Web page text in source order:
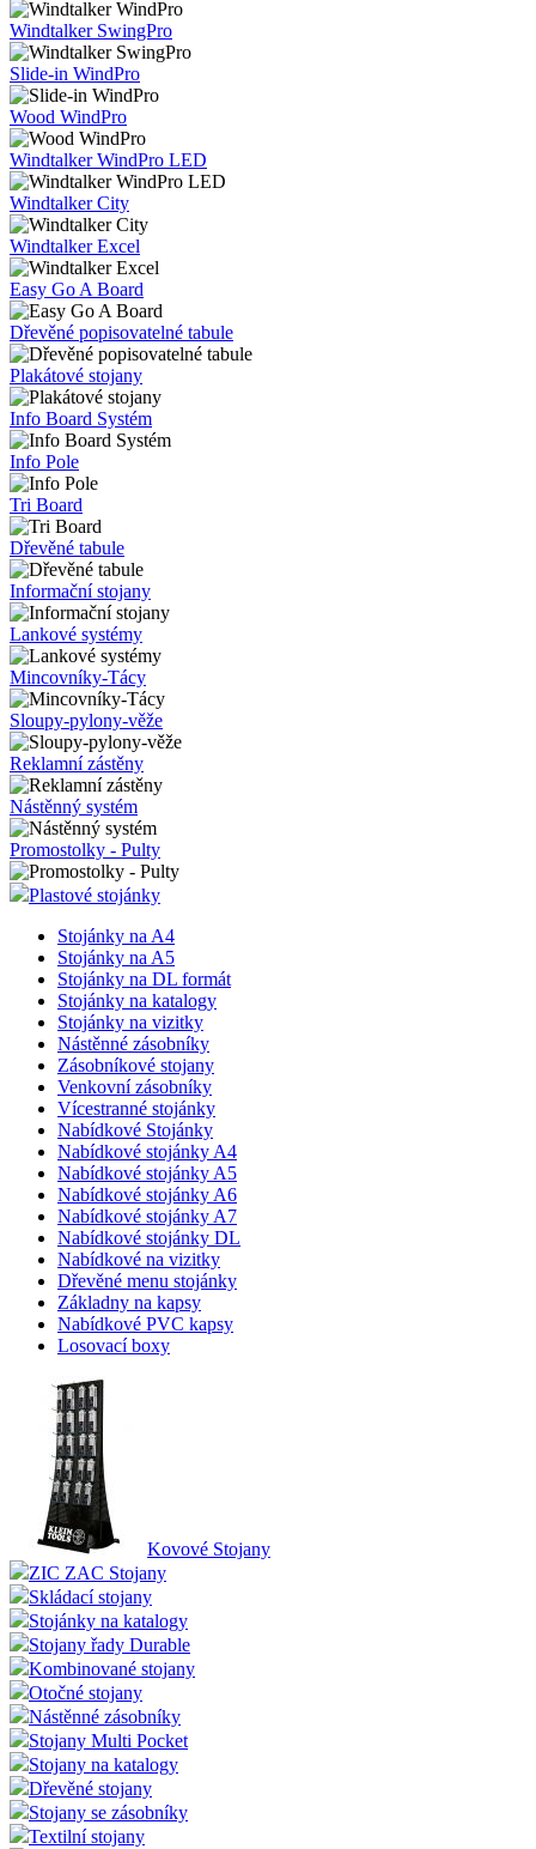
Windtalker SwingPro
Slide-in WindPro
Wood WindPro
Windtalker WindPro LED
Windtalker City
Windtalker Excel
Easy Go A Board
Dřevěné popisovatelné tabule
Plakátové stojany
Info Board Systém
Info Pole
Tri Board
Dřevěné tabule
Informační stojany
Lankové systémy
Mincovníky-Tácy
Sloupy-pylony-věže
Reklamní zástěny
Nástěnný systém
Promostolky - Pulty
Plastové stojánky
Stojánky na A4
Stojánky na A5
Stojánky na DL formát
Stojánky na katalogy
Stojánky na vizitky
Nástěnné zásobníky
Zásobníkové stojany
Venkovní zásobníky
Vícestranné stojánky
Nabídkové Stojánky
Nabídkové stojánky A4
Nabídkové stojánky A5
Nabídkové stojánky A6
Nabídkové stojánky A7
Nabídkové stojánky DL
Nabídkové na vizitky
Dřevěné menu stojánky
Základny na kapsy
Nabídkové PVC kapsy
Losovací boxy
Kovové Stojany
ZIC ZAC Stojany
Skládací stojany
Stojánky na katalogy
Stojany řady Durable
Kombinované stojany
Otočné stojany
Nástěnné zásobníky
Stojany Multi Pocket
Stojany na katalogy
Dřevěné stojany
Stojany se zásobníky
Textilní stojany